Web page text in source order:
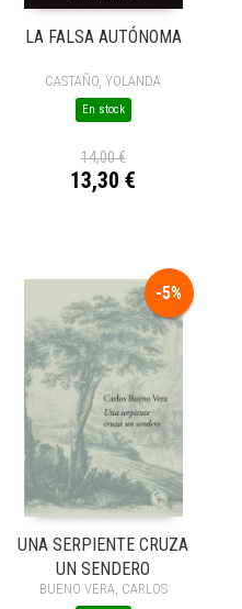
LA FALSA AUTÓNOMA
CASTAÑO, YOLANDA
En stock
14,00 €
13,30 €
-5%
UNA SERPIENTE CRUZA
UN SENDERO
BUENO VERA, CARLOS